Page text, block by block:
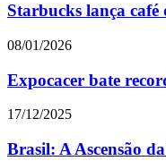
Starbucks lança
08/01/2026
Expocacer bate
17/12/2025
Brasil: A Ascensão